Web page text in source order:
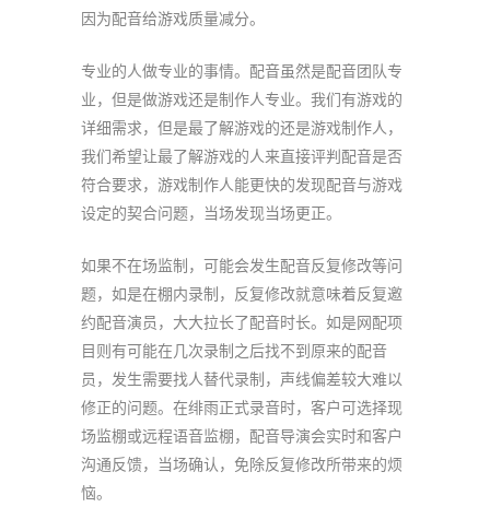
因为配音给游戏质量减分。
专业的人做专业的事情。配音虽然是配音团队专
业，但是做游戏还是制作人专业。我们有游戏的
详细需求，但是最了解游戏的还是游戏制作人，
我们希望让最了解游戏的人来直接评判配音是否
符合要求，游戏制作人能更快的发现配音与游戏
设定的契合问题，当场发现当场更正。
如果不在场监制，可能会发生配音反复修改等问
题，如是在棚内录制，反复修改就意味着反复邀
约配音演员，大大拉长了配音时长。如是网配项
目则有可能在几次录制之后找不到原来的配音
员，发生需要找人替代录制，声线偏差较大难以
修正的问题。在绯雨正式录音时，客户可选择现
场监棚或远程语音监棚，配音导演会实时和客户
沟通反馈，当场确认，免除反复修改所带来的烦
恼。